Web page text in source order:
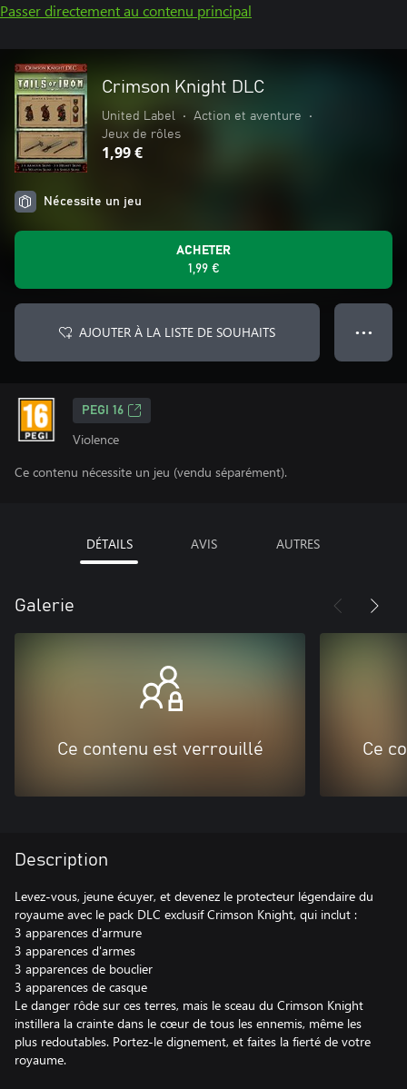
Passer directement au contenu principal
Crimson Knight DLC
United Label • Action et aventure
•
Jeux de rôles
1,99 €
Nécessite un jeu
ACHETER
1,99 €
AJOUTER À LA LISTE DE SOUHAITS ● ● ●
PEGI 16
Violence
Ce contenu nécessite un jeu (vendu séparément).
DÉTAILS AVIS AUTRES
Galerie
Ce contenu est verrouillé Ce
Description
Levez-vous, jeune écuyer, et devenez le protecteur légendaire du
royaume avec le pack DLC exclusif Crimson Knight, qui inclut :
3 apparences d'armure
3 apparences d'armes
3 apparences de bouclier
3 apparences de casque
Le danger rôde sur ces terres, mais le sceau du Crimson Knight
instillera la crainte dans le cœur de tous les ennemis, même les
plus redoutables. Portez-le dignement, et faites la fierté de votre
royaume.